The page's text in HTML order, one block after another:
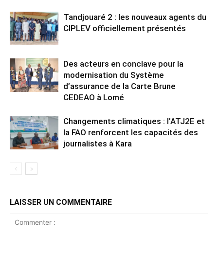
Tandjouaré 2 : les nouveaux agents du
CIPLEV officiellement présentés
Des acteurs en conclave pour la
modernisation du Système
d’assurance de la Carte Brune
CEDEAO à Lomé
Changements climatiques : l’ATJ2E et
la FAO renforcent les capacités des
journalistes à Kara
LAISSER UN COMMENTAIRE